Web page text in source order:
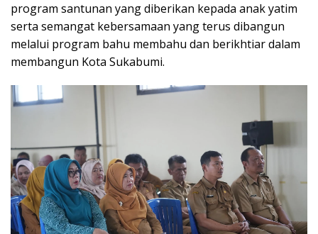
program santunan yang diberikan kepada anak yatim
serta semangat kebersamaan yang terus dibangun
melalui program bahu membahu dan berikhtiar dalam
membangun Kota Sukabumi.